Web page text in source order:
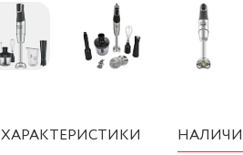
ХАРАКТЕРИСТИКИ